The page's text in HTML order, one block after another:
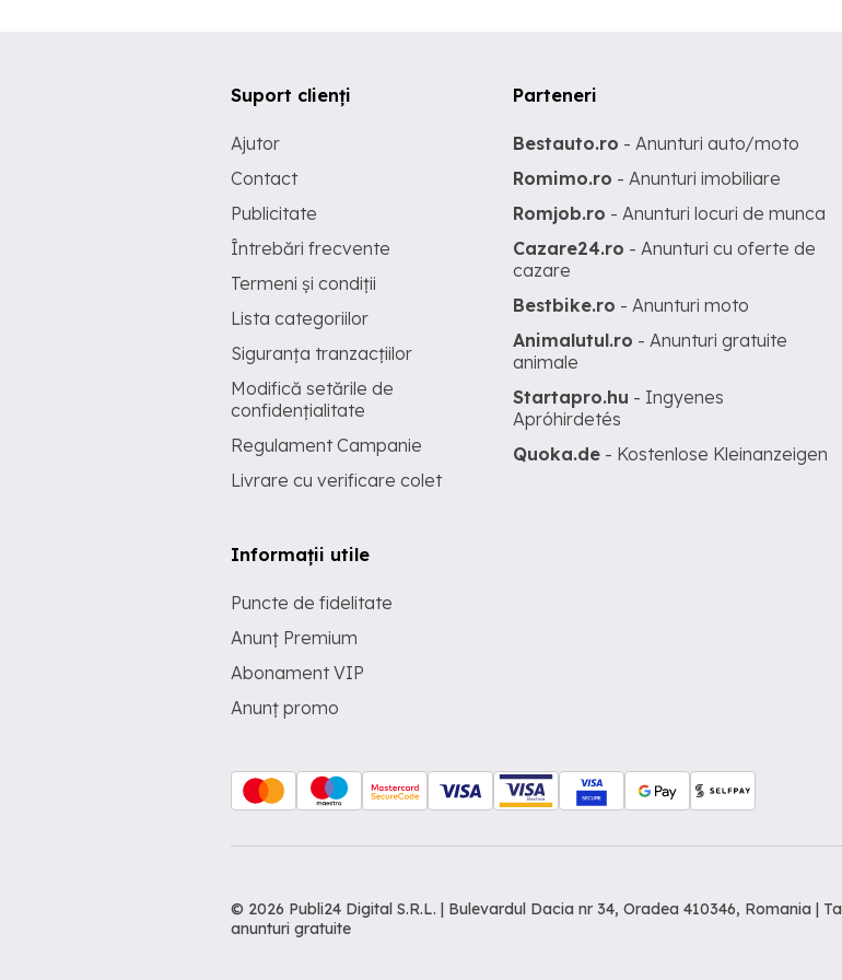
Suport clienți
Ajutor
Contact
Publicitate
Întrebări frecvente
Termeni și condiții
Lista categoriilor
Siguranța tranzacțiilor
Modifică setările de
confidențialitate
Regulament Campanie
Livrare cu verificare colet
Informații utile
Puncte de fidelitate
Anunț Premium
Abonament VIP
Anunț promo
Parteneri
Bestauto.ro - Anunturi auto/moto
Romimo.ro - Anunturi imobiliare
Romjob.ro - Anunturi locuri de munca
Cazare24.ro - Anunturi cu oferte de
cazare
Bestbike.ro - Anunturi moto
Animalutul.ro - Anunturi gratuite
animale
Startapro.hu - Ingyenes
Apróhirdetés
Quoka.de - Kostenlose Kleinanzeigen
© 2026 Publi24 Digital S.R.L. | Bulevardul Dacia nr 34, Oradea 410346, Romania |
anunturi gratuite